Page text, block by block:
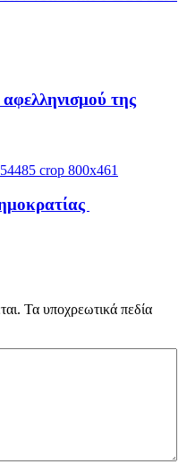
της
Τα υποχρεωτικά πεδία